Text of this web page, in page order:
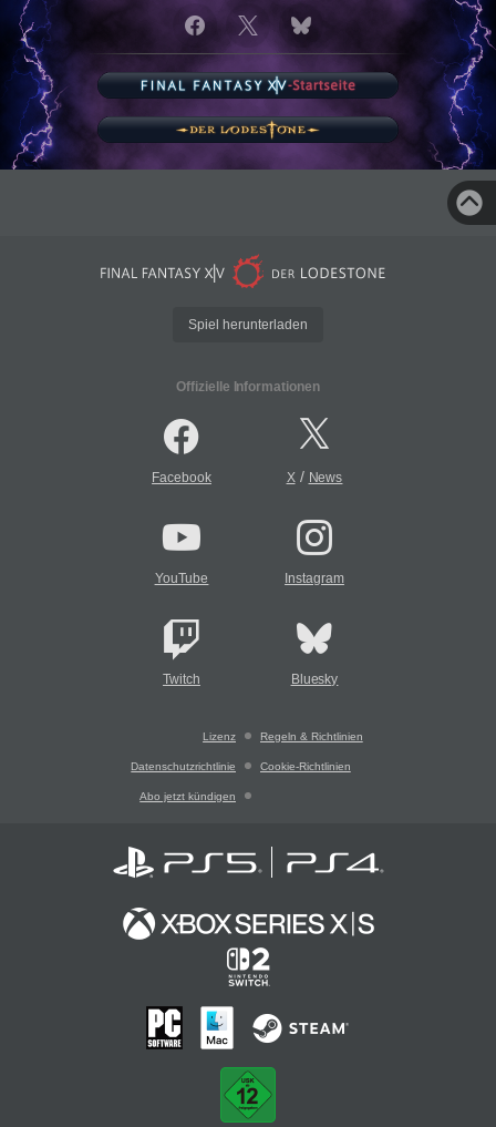
Spiel herunterladen
Offizielle Informationen
Facebook X/ News
YouTube Instagram
Twitch Bluesky
Lizenz Regeln & Richtlinien
Datenschutzrichtlinie Cookie-Richtlinien
Abo jetzt kündigen